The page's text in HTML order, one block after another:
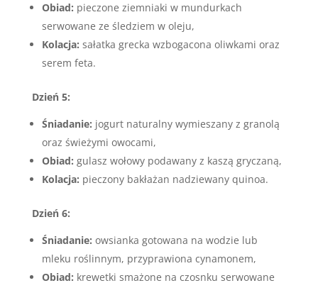
Obiad: pieczone ziemniaki w mundurkach
serwowane ze śledziem w oleju,
Kolacja: sałatka grecka wzbogacona oliwkami oraz
serem feta.
Dzień 5:
Śniadanie: jogurt naturalny wymieszany z granolą
oraz świeżymi owocami,
Obiad: gulasz wołowy podawany z kaszą gryczaną,
Kolacja: pieczony bakłażan nadziewany quinoa.
Dzień 6:
Śniadanie: owsianka gotowana na wodzie lub
mleku roślinnym, przyprawiona cynamonem,
Obiad: krewetki smażone na czosnku serwowane